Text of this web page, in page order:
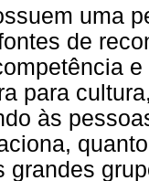
uma
de
para
às
grandes